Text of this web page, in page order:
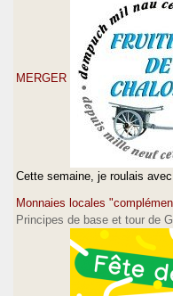
MERGER
Cette semaine, je roulais
Monnaies locales
Principes de base et tour de